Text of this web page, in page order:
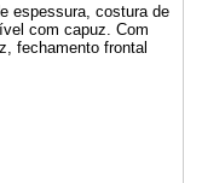
espessura, costura de
com capuz. Com
fechamento frontal